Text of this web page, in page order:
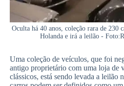
Oculta há 40 anos, coleção rara de 230
Holanda e irá a leilão -
Uma coleção de veículos, que foi
antigo proprietário com uma loja de
clássicos, está sendo levada a leilão